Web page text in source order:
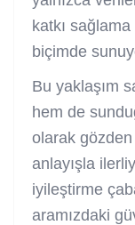
katkı
biçimde
Bu yaklaşım
hem de
olarak
anlayışla
iyileştirme
aramızdaki